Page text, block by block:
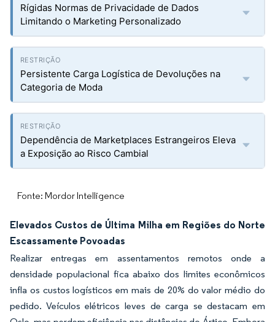
Rígidas Normas de Privacidade de Dados
Limitando o Marketing Personalizado
Persistente Carga Logística de Devoluções na
Categoria de Moda
Dependência de Marketplaces Estrangeiros Eleva
a Exposição ao Risco Cambial
Fonte: Mordor Intelligence
Elevados Custos de Última Milha em Regiões do Norte
Escassamente Povoadas
Realizar entregas em assentamentos remotos onde a
densidade populacional fica abaixo dos limites econômicos
infla os custos logísticos em mais de 20% do valor médio do
pedido. Veículos elétricos leves de carga se destacam em